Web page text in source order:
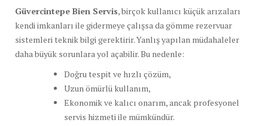
Güvercintepe Bien Servis, birçok kullanıcı küçük arızaları
kendi imkanları ile gidermeye çalışsa da gömme rezervuar
sistemleri teknik bilgi gerektirir. Yanlış yapılan müdahaleler
daha büyük sorunlara yol açabilir. Bu nedenle:
Doğru tespit ve hızlı çözüm,
Uzun ömürlü kullanım,
Ekonomik ve kalıcı onarım, ancak profesyonel
servis hizmeti ile mümkündür.